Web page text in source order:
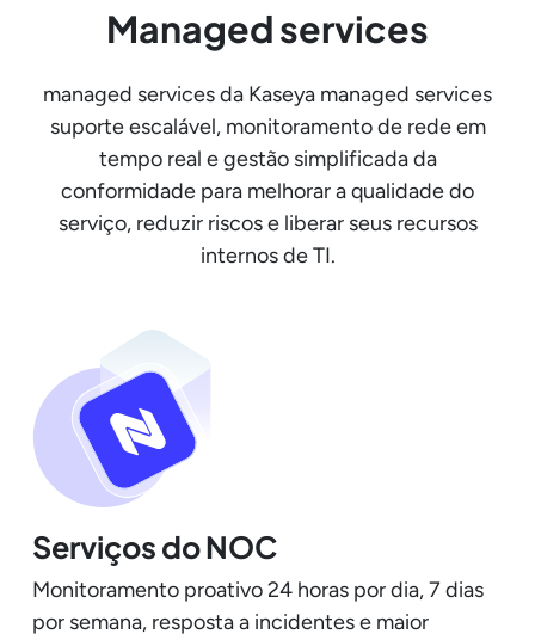
Managed services
managed services da Kaseya managed services
suporte escalável, monitoramento de rede em
tempo real e gestão simplificada da
conformidade para melhorar a qualidade do
serviço, reduzir riscos e liberar seus recursos
internos de TI.
Serviços do NOC
Monitoramento proativo 24 horas por dia, 7 dias
por semana, resposta a incidentes e maior